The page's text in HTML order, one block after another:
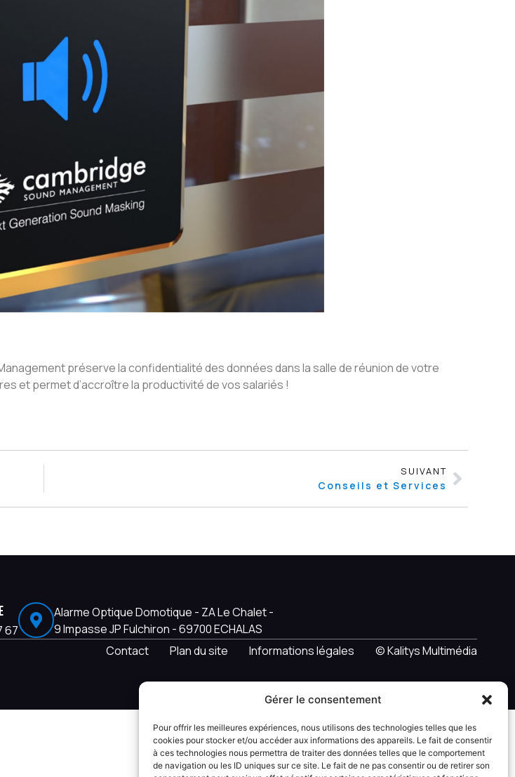
Gérer le consentement
Pour offrir les meilleures expériences, nous utilisons des technologies telles que les
cookies pour stocker et/ou accéder aux informations des appareils. Le fait de consentir
à ces technologies nous permettra de traiter des données telles que le comportement
de navigation ou les ID uniques sur ce site. Le fait de ne pas consentir ou de retirer son
préserve la confidentialité des données dans la salle de réunion de votre
et permet d’accroître la productivité de vos salariés !
SUIVANT
Conseils et Services
67
Alarme Optique Domotique - ZA Le Chalet -
9 Impasse JP Fulchiron - 69700 ECHALAS
Contact
Plan du site Informations légales © Kalitys Multimédia